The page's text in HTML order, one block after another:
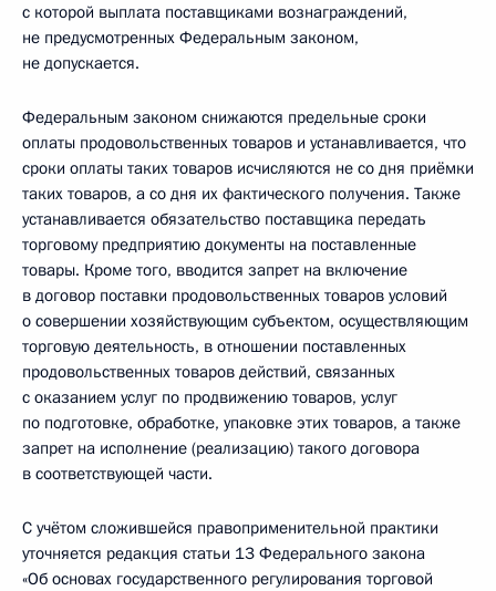
с которой выплата поставщиками вознаграждений,
не предусмотренных Федеральным законом,
не допускается.
Федеральным законом снижаются предельные сроки
оплаты продовольственных товаров и устанавливается, что
сроки оплаты таких товаров исчисляются не со дня приёмки
таких товаров, а со дня их фактического получения. Также
устанавливается обязательство поставщика передать
торговому предприятию документы на поставленные
товары. Кроме того, вводится запрет на включение
в договор поставки продовольственных товаров условий
о совершении хозяйствующим субъектом, осуществляющим
торговую деятельность, в отношении поставленных
продовольственных товаров действий, связанных
с оказанием услуг по продвижению товаров, услуг
по подготовке, обработке, упаковке этих товаров, а также
запрет на исполнение (реализацию) такого договора
в соответствующей части.
С учётом сложившейся правоприменительной практики
уточняется редакция статьи 13 Федерального закона
«Об основах государственного регулирования торговой